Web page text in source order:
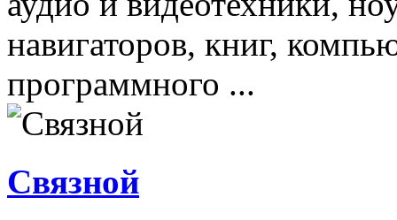
навигаторов, книг,
программного ...
Связной